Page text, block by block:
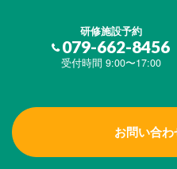
研修施設予約
079-662-8456
受付時間 9:00〜17:00
お問い合